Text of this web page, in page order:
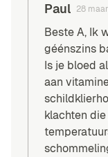
Paul 28
Beste A, Ik
géénszins
Is je bloed
aan
klachten